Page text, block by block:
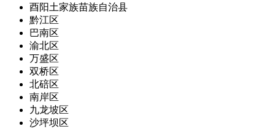
酉阳土家族苗族自治县
黔江区
巴南区
渝北区
万盛区
双桥区
北碚区
南岸区
九龙坡区
沙坪坝区